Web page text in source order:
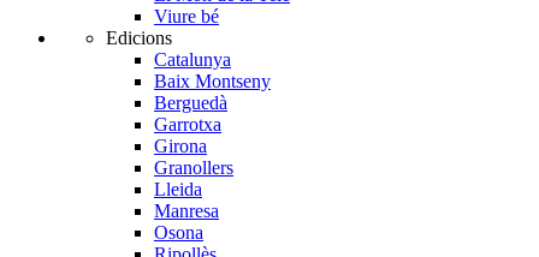
Viure bé
Edicions
Catalunya
Baix Montseny
Berguedà
Garrotxa
Girona
Granollers
Lleida
Manresa
Osona